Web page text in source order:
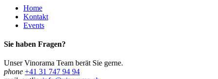
Home
Kontakt
Events
Sie haben Fragen?
Unser Vinorama Team berät Sie gerne.
phone +41 31 747 94 94